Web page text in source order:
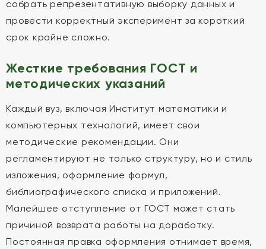
собрать репрезентативную выборку данных и
провести корректный эксперимент за короткий
срок крайне сложно.
Жесткие требования ГОСТ и
методических указаний
Каждый вуз, включая Институт математики и
компьютерных технологий, имеет свои
методические рекомендации. Они
регламентируют не только структуру, но и стиль
изложения, оформление формул,
библиографического списка и приложений.
Малейшее отступление от ГОСТ может стать
причиной возврата работы на доработку.
Постоянная правка оформления отнимает время,